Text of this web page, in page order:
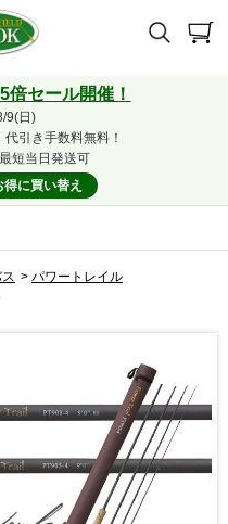
倍セール開催！
9(日)
引き手数料無料！
短当日発送可
に買い替え
> パワートレイル